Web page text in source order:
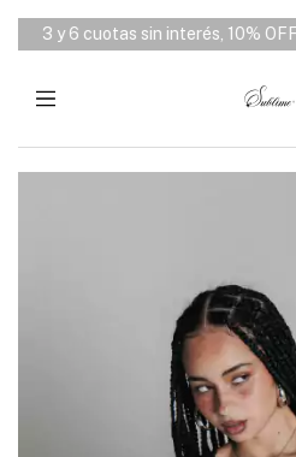
3 y 6 cuotas sin interés, 10% OFF